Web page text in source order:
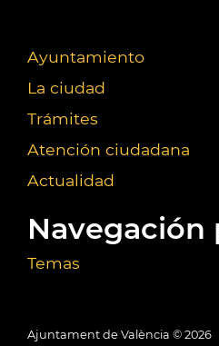
Ayuntamiento
La ciudad
Trámites
Atención ciudadana
Actualidad
Navegación
Temas
Ajuntament de València © 2026